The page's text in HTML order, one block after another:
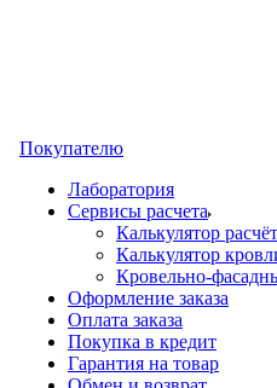
Покупателю
Лаборатория
Сервисы расчета
Калькулятор
Калькулятор
Кровельно-
Оформление заказа
Оплата заказа
Покупка в кредит
Гарантия на товар